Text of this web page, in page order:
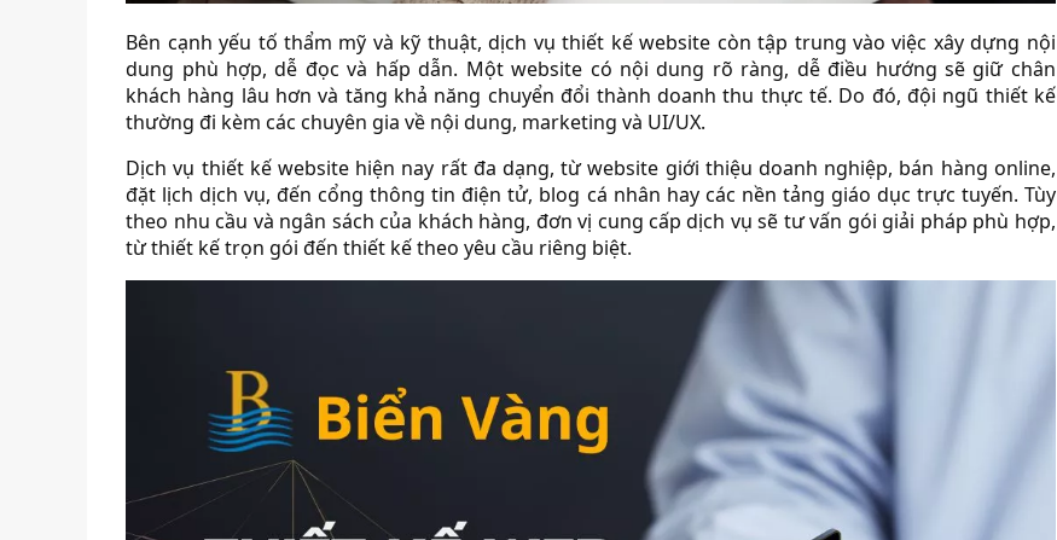
Bên cạnh yếu tố thẩm mỹ và kỹ thuật, dịch vụ thiết kế website còn tập trung vào việc xây dựng nội
dung phù hợp, dễ đọc và hấp dẫn. Một website có nội dung rõ ràng, dễ điều hướng sẽ giữ chân
khách hàng lâu hơn và tăng khả năng chuyển đổi thành doanh thu thực tế. Do đó, đội ngũ thiết kế
thường đi kèm các chuyên gia về nội dung, marketing và UI/UX.
Dịch vụ thiết kế website hiện nay rất đa dạng, từ website giới thiệu doanh nghiệp, bán hàng online,
đặt lịch dịch vụ, đến cổng thông tin điện tử, blog cá nhân hay các nền tảng giáo dục trực tuyến. Tùy
theo nhu cầu và ngân sách của khách hàng, đơn vị cung cấp dịch vụ sẽ tư vấn gói giải pháp phù hợp,
từ thiết kế trọn gói đến thiết kế theo yêu cầu riêng biệt.